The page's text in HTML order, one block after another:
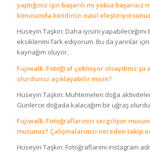
yaptığınız işin başarılı mı yoksa başarısız
konusunda kendinizi nasıl
Hüseyin Taşkın: Daha iyisini yapabileceğimi
eksiklerimi fark ediyorum. Bu da yarınlar
kaynağım oluyor.
Fujiwalk :Fotoğraf çekmiyor olsaydınız şu
olurdunuz açıklayabilir misin?
Hüseyin Taşkın: Muhtemelen doğa
Günlerce doğada kalacağım bir uğraş
Fujiwalk :Fotoğraflarınızı sergiliyor
musunuz? Çalışmalarınızı nereden takip
Hüseyin Taşkın: Fotoğraflarımı instagram